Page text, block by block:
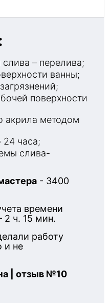
– перелива;
ванны;
поверхности
акрила методом
часа;
слива-
- 3400
времени
2 ч. 15 мин.
работу
и не
| отзыв №10